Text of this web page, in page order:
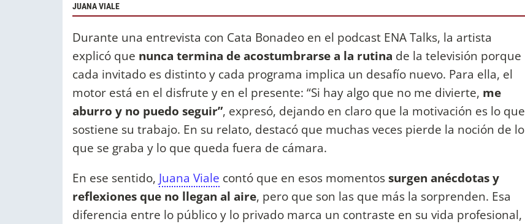
JUANA VIALE
Durante una entrevista con Cata Bonadeo en el podcast ENA Talks, la artista
explicó que nunca termina de acostumbrarse a la rutina de la televisión porque
cada invitado es distinto y cada programa implica un desafío nuevo. Para ella, el
motor está en el disfrute y en el presente: “Si hay algo que no me divierte, me
aburro y no puedo seguir”, expresó, dejando en claro que la motivación es lo que
sostiene su trabajo. En su relato, destacó que muchas veces pierde la noción de lo
que se graba y lo que queda fuera de cámara.
En ese sentido, Juana Viale contó que en esos momentossurgen anécdotas y
reflexiones que no llegan al aire, pero que son las que más la sorprenden. Esa
diferencia entre lo público y lo privado marca un contraste en su vida profesional,